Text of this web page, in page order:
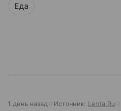
Еда
1 день назад Источник: Lenta.Ru